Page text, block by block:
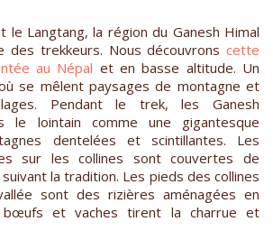
le Langtang, la région du Ganesh Himal
des trekkeurs. Nous découvrons cette
au Népal et en basse altitude. Un
se mêlent paysages de montagne et
Pendant le trek, les Ganesh
le lointain comme une gigantesque
dentelées et scintillantes. Les
sur les collines sont couvertes de
la tradition. Les pieds des collines
sont des rizières aménagées en
et vaches tirent la charrue et